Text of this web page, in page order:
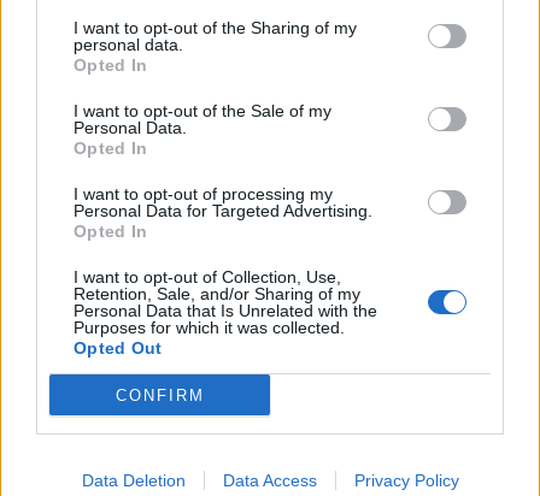
I want to opt-out of the Sharing of my
personal data.
Opted In
I want to opt-out of the Sale of my
Personal Data.
Opted In
I want to opt-out of processing my
Personal Data for Targeted Advertising.
Opted In
I want to opt-out of Collection, Use,
Retention, Sale, and/or Sharing of my
Personal Data that Is Unrelated with the
Purposes for which it was collected.
Opted Out
CONFIRM
Data Deletion Data Access Privacy Policy
7. avgust 2026
Danes bo na travniku pri domu Kulture
nastopila skupina Ringlšpil
Opozorilo:Po 297. členu Kazenskega zakonika je
posameznik kazensko odgovoren za javno spodbujanje
sovraštva, nasilja ali nestrpnosti. Komentarji z žaljivimi,
rasističnimi, diskriminatornimi ali nezakonitimi vsebinami
bodo odstranjeni. Pravila komentiranja →